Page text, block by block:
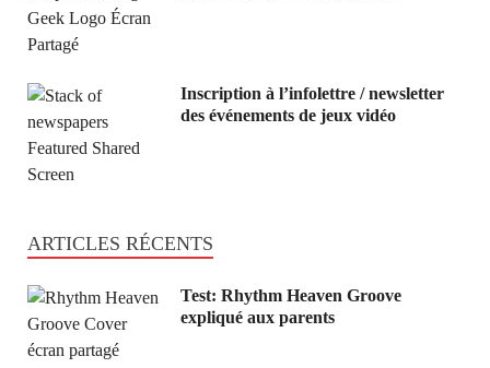
Inscription à l’infolettre / newsletter
des événements de jeux vidéo
ARTICLES RÉCENTS
Test: Rhythm Heaven Groove
expliqué aux parents